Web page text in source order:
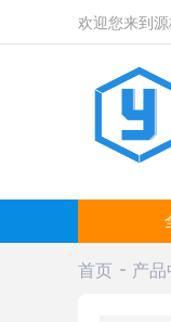
欢迎您来到源
首页 产